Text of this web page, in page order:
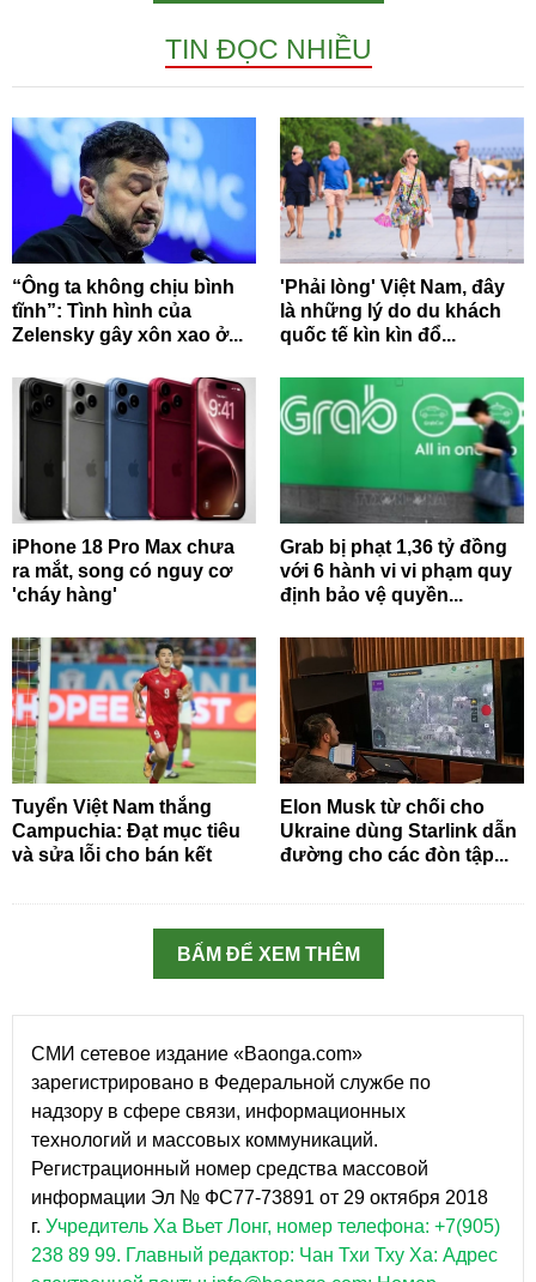
TIN ĐỌC NHIỀU
“Ông ta không chịu bình
tĩnh”: Tình hình của
Zelensky gây xôn xao ở...
'Phải lòng' Việt Nam, đây
là những lý do du khách
quốc tế kìn kìn đổ...
iPhone 18 Pro Max chưa
ra mắt, song có nguy cơ
'cháy hàng'
Grab bị phạt 1,36 tỷ đồng
với 6 hành vi vi phạm quy
định bảo vệ quyền...
Tuyển Việt Nam thắng
Campuchia: Đạt mục tiêu
và sửa lỗi cho bán kết
Elon Musk từ chối cho
Ukraine dùng Starlink dẫn
đường cho các đòn tập...
BẤM ĐỂ XEM THÊM
СМИ сетевое издание «Baonga.com»
зарегистрировано в Федеральной службе по
надзору в сфере связи, информационных
технологий и массовых коммуникаций.
Регистрационный номер средства массовой
информации Эл № ФС77-73891 от 29 октября 2018
г. Учредитель Ха Вьет Лонг, номер телефона: +7(905)
238 89 99. Главный редактор: Чан Тхи Тху Ха: Адрес